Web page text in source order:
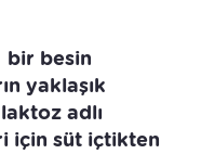
bir besin
yaklaşık
adlı
için süt içtikten